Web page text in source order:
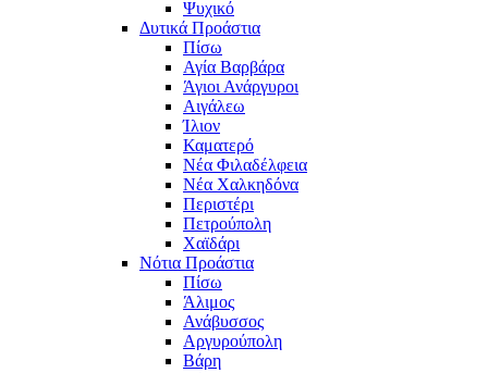
Ψυχικό
Δυτικά Προάστια
Πίσω
Αγία Βαρβάρα
Άγιοι Ανάργυροι
Αιγάλεω
Ίλιον
Καματερό
Νέα Φιλαδέλφεια
Νέα Χαλκηδόνα
Περιστέρι
Πετρούπολη
Χαϊδάρι
Νότια Προάστια
Πίσω
Άλιμος
Ανάβυσσος
Αργυρούπολη
Βάρη